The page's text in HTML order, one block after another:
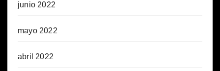
junio 2022
mayo 2022
abril 2022